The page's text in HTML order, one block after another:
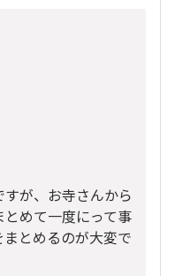
が、お寺さんから
めて一度にって事
とめるのが大変で